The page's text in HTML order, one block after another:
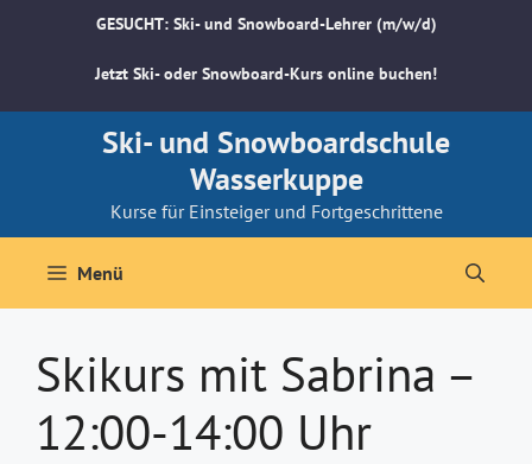
GESUCHT: Ski- und Snowboard-Lehrer (m/w/d)
Jetzt Ski- oder Snowboard-Kurs online buchen!
Ski- und Snowboardschule
Wasserkuppe
Kurse für Einsteiger und Fortgeschrittene
Menü
Skikurs mit Sabrina –
12:00-14:00 Uhr